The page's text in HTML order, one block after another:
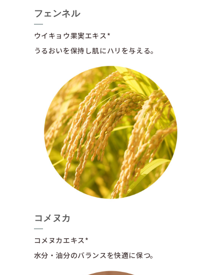
フェンネル
ウイキョウ果実エキス*
うるおいを保持し肌にハリを与える。
コメヌカ
コメヌカエキス*
水分・油分のバランスを快適に保つ。